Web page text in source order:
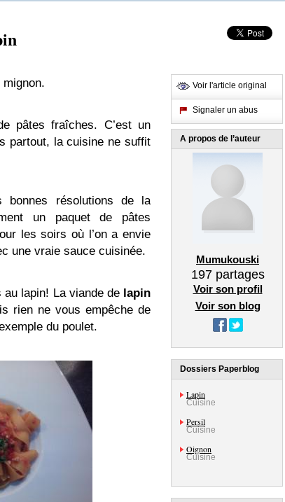
pâtes fraîches. C’est un
partout, la cuisine ne suffit
bonnes résolutions de la
un paquet de pâtes
les soirs où l’on a envie
une vraie sauce cuisinée.
lapin! La viande de lapin
rien ne vous empêche de
du poulet.
Voir l'article original
Signaler un abus
A propos de l’auteur
Mumukouski
197partages
Voir son profil
Voir son blog
Dossiers Paperblog
Lapin
Cuisine
Persil
Cuisine
Oignon
Cuisine